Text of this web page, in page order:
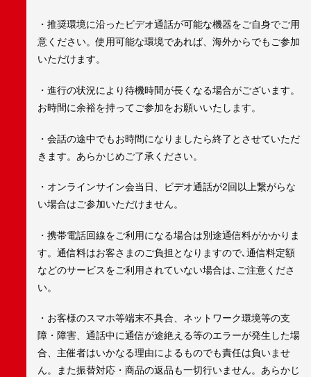
・推奨環境に沿ったビデオ通話が可能な機器をご自身でご用
意ください。使用可能な環境であれば、海外からでもご参加
いただけます。
・進行の状況により待機時間が長くなる場合がございます。
お時間に余裕を持ってご参加をお願いいたします。
・会話の途中でもお時間になりましたら終了とさせていただ
きます。あらかじめご了承ください。
・オンラインサイン会当日、ビデオ通話が2回以上繋がらな
い場合はご参加いただけません。
・携帯電話回線をご利用になる場合は別途通信料がかかりま
す。通信料はお客さまのご負担となりますので､通信料定額
などのサービスをご利用されていない場合は､ご注意くださ
い。
・お客様のスマホ等端末不具合、ネットワーク環境等の支
障・障害、通話中に通信が途絶える等のエラーが発生した場
合、主催者はいかなる理由によるものでも責任は負いませ
ん。また振替対応・商品の返品も一切行いません。あらかじ